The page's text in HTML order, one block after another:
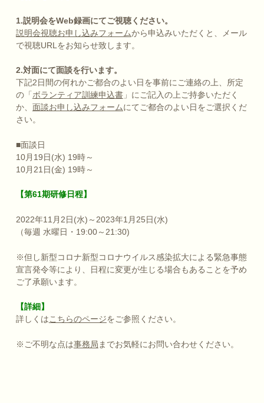
1.説明会をWeb録画にてご視聴ください。
説明会視聴お申し込みフォームから申込みいただくと、メール
で視聴URLをお知らせ致します。
2.対面にて面談を行います。
下記2日間の何れかご都合のよい日を事前にご連絡の上、所定
の「 ボランティア訓練申込書」にご記入の上ご持参いただく
か、 面談お申し込みフォームにてご都合のよい日をご選択くだ
さい。
■面談日
10月19日(水) 19時～
10月21日(金) 19時～
【第61期研修日程】
2022年11月2日(水)～2023年1月25日(水)
（毎週 水曜日・19:00～21:30)
※但し新型コロナ新型コロナウイルス感染拡大による緊急事態
宣言発令等により、日程に変更が生じる場合もあることを予め
ご了承願います。
【詳細】
詳しくはこちらのページをご参照ください。
※ご不明な点は事務局 までお気軽にお問い合わせください。